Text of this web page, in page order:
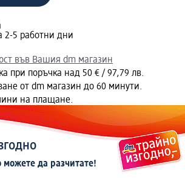
2-5 работни дни
във Вашия dm магазин
при поръчка над 50 € / 97,79 лв.
от dm магазин до 60 минути.
на плащане.
да разчитате!